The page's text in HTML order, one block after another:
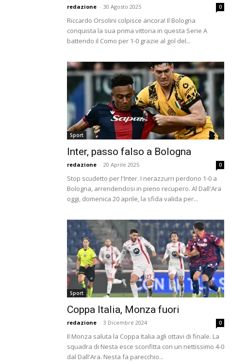
redazione - 30 Agosto 2025 0
Riccardo Orsolini colpisce ancora! Il Bologna
conquista la sua prima vittoria in questa Serie A
battendo il Como per 1-0 grazie al gol del...
Sport
Inter, passo falso a Bologna
redazione - 20 Aprile 2025 0
Stop scudetto per l'Inter. I nerazzurri perdono 1-0 a
Bologna, arrendendosi in pieno recupero. Al Dall'Ara
oggi, domenica 20 aprile, la sfida valida per...
Sport
Coppa Italia, Monza fuori
redazione - 3 Dicembre 2024 0
Il Monza saluta la Coppa Italia agli ottavi di finale. La
squadra di Nesta esce sconfitta con un nettissimo 4-0
dal Dall'Ara. Nesta fa parecchio...